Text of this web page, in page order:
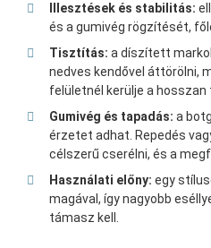
Illesztések és stabilitás:
és a gumivég rögzítését,
Tisztítás: a díszített
nedves kendővel áttörölni,
felületnél kerülje a
Gumivég és tapadás: a
érzetet adhat. Repedés
célszerű cserélni, és a
Használati előny: egy
magával, így nagyobb
támasz kell.